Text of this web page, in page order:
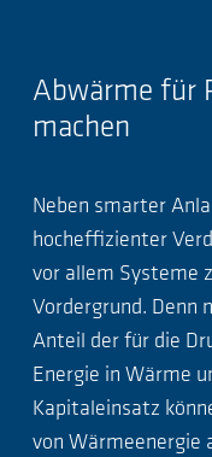
Abwärme für
machen
Neben smarter
hocheffizienter
vor allem Systeme
Vordergrund. Denn
Anteil der für die
Energie in Wärme
Kapitaleinsatz
von Wärmeenergie